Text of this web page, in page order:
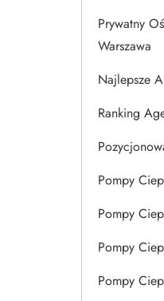
Prywatny
Warszawa
Najlepsze
Ranking
Pompy
Pompy
Pompy
Pompy